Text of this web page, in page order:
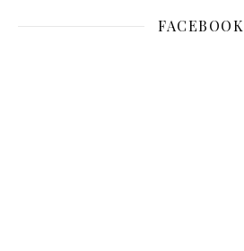
FACEBOOK